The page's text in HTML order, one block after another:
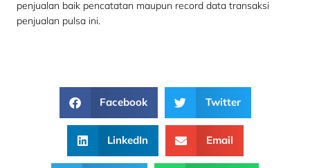
penjualan baik pencatatan maupun record data transaksi
penjualan pulsa ini.
Facebook Twitter
LinkedIn Email